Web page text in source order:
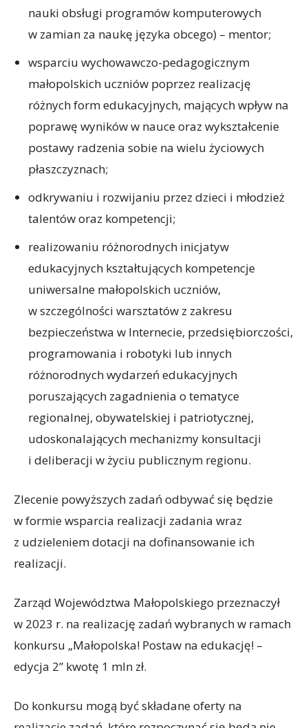
nauki obsługi programów komputerowych
w zamian za naukę języka obcego) – mentor;
wsparciu wychowawczo-pedagogicznym
małopolskich uczniów poprzez realizację
różnych form edukacyjnych, mających wpływ na
poprawę wyników w nauce oraz wykształcenie
postawy radzenia sobie na wielu życiowych
płaszczyznach;
odkrywaniu i rozwijaniu przez dzieci i młodzież
talentów oraz kompetencji;
realizowaniu różnorodnych inicjatyw
edukacyjnych kształtujących kompetencje
uniwersalne małopolskich uczniów,
w szczególności warsztatów z zakresu
bezpieczeństwa w Internecie, przedsiębiorczości,
programowania i robotyki lub innych
różnorodnych wydarzeń edukacyjnych
poruszających zagadnienia o tematyce
regionalnej, obywatelskiej i patriotycznej,
udoskonalających mechanizmy konsultacji
i deliberacji w życiu publicznym regionu.
Zlecenie powyższych zadań odbywać się będzie
w formie wsparcia realizacji zadania wraz
z udzieleniem dotacji na dofinansowanie ich
realizacji.
Zarząd Województwa Małopolskiego przeznaczył
w 2023 r. na realizację zadań wybranych w ramach
konkursu „Małopolska! Postaw na edukację! –
edycja 2” kwotę 1 mln zł.
Do konkursu mogą być składane oferty na